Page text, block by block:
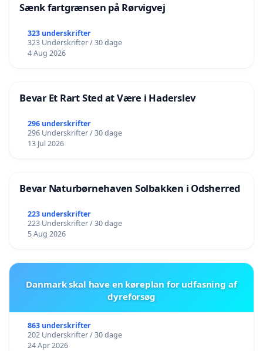
Sænk fartgrænsen på Rørvigvej
323 underskrifter
323 Underskrifter / 30 dage
4 Aug 2026
Bevar Et Rart Sted at Være i Haderslev
296 underskrifter
296 Underskrifter / 30 dage
13 Jul 2026
Bevar Naturbørnehaven Solbakken i Odsherred
223 underskrifter
223 Underskrifter / 30 dage
5 Aug 2026
Danmark skal have en køreplan for udfasning af
dyreforsøg
863 underskrifter
202 Underskrifter / 30 dage
24 Apr 2026